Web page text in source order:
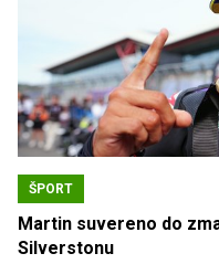
ŠPORT
Martin suvereno do
Silverstonu